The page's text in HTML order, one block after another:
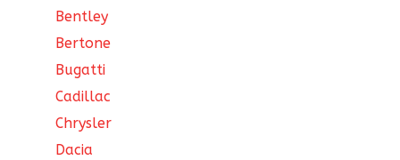
Bentley
Bertone
Bugatti
Cadillac
Chrysler
Dacia